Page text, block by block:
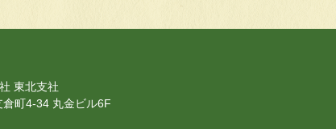
東北支社
町4-34 丸金ビル6F